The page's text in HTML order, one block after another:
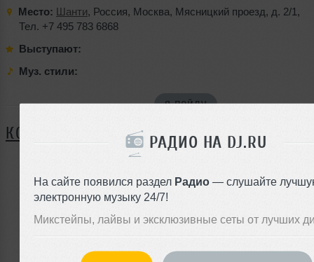
РАДИО НА DJ.RU
На сайте появился раздел Радио — слушайте
электронную музыку 24/7!
Микстейпы, лайвы и эксклюзивные сеты от лучших
Место: Шанти, Россия, Москва, Мясницкий проезд, д. 2/1 ,
Тел. +7 495 783 6868
Выступают:
Муз. стили:
Я ПОЙДУ
КОММЕНТАРИИ
ЗАРЕГИСТРИРУЙТЕСЬ
Или